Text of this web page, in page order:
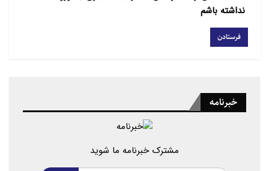
ساختار نوشتاري مقاله عبارت است از مقدمه و دو بخش
عمده كه در بخش نخست نگاهي به مولفه هاي معماري
اسلامي دارد و در بخش دوم با عطف توجه به عقلانيت
کلیدواژه :شهر, معماري, سبك زندگي, مدرنيته, سنت,
نقدي بر هندسه شهري از ديد اخلاق و حقوق اسلامي
نداشته باشم
خبرنامه
مشترک خبرنامه ما شوید